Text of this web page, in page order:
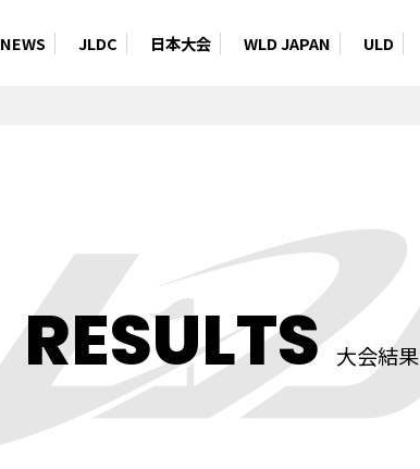
NEWS JLDC 日本大会 WLD JAPAN ULD
RESULTS 大会結果